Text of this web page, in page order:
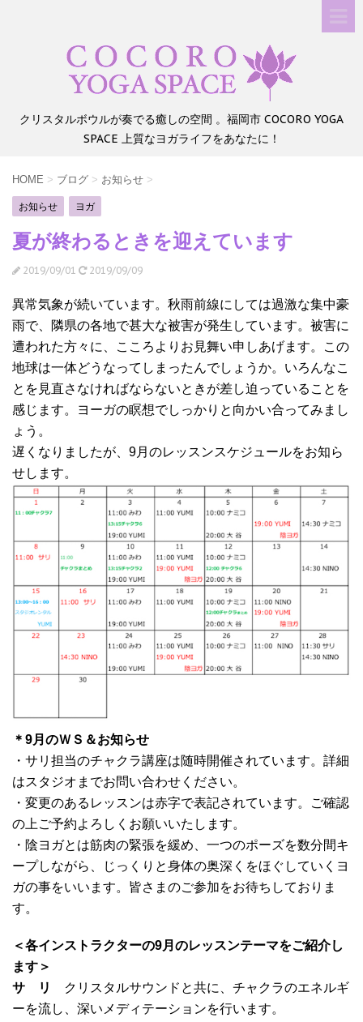
クリスタルボウルが奏でる癒しの空間 。福岡市 COCORO YOGA
SPACE 上質なヨガライフをあなたに！
HOME > ブログ > お知らせ >
お知らせ ヨガ
夏が終わるときを迎えています
2019/09/01 2019/09/09
異常気象が続いています。秋雨前線にしては過激な集中豪
雨で、隣県の各地で甚大な被害が発生しています。被害に
遭われた方々に、こころよりお見舞い申しあげます。この
地球は一体どうなってしまったんでしょうか。いろんなこ
とを見直さなければならないときが差し迫っていることを
感じます。ヨーガの瞑想でしっかりと向かい合ってみまし
ょう。
遅くなりましたが、9月のレッスンスケジュールをお知ら
せします。
＊9月のＷＳ＆お知らせ
・サリ担当のチャクラ講座は随時開催されています。詳細
はスタジオまでお問い合わせください。
・変更のあるレッスンは赤字で表記されています。ご確認
の上ご予約よろしくお願いいたします。
・陰ヨガとは筋肉の緊張を緩め、一つのポーズを数分間キ
ープしながら、じっくりと身体の奥深くをほぐしていくヨ
ガの事をいいます。皆さまのご参加をお待ちしておりま
す。
＜各インストラクターの9月のレッスンテーマをご紹介し
ます＞
サ リ
クリスタルサウンドと共に、チャクラのエネルギ
ーを流し、深いメディテーションを行います。